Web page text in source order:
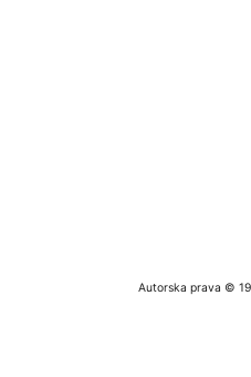
Autorska prava ©